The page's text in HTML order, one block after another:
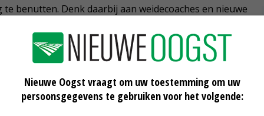
benutten. Denk daarbij aan weidecoaches en nieuwe
vorm van de weidebonus draagt daaraan bij.'
dat weiden juist nu onder grote bedrijven fors is
waren altijd tegen schaalvergroting, omdat
Nu 7 procent van deze bedrijven de omslag naar
Nieuwe Oogst vraagt om uw toestemming om uw
persoonsgegevens te gebruiken voor het volgende: